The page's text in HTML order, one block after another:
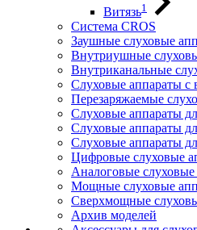
Витязь1
Система CROS
Заушные слуховые
Внутриушные
Внутриканальные
Слуховые аппараты
Перезаряжаемые
Слуховые аппараты
Слуховые аппараты
Слуховые аппараты
Цифровые слуховые
Аналоговые
Мощные слуховые
Сверхмощные
Архив моделей